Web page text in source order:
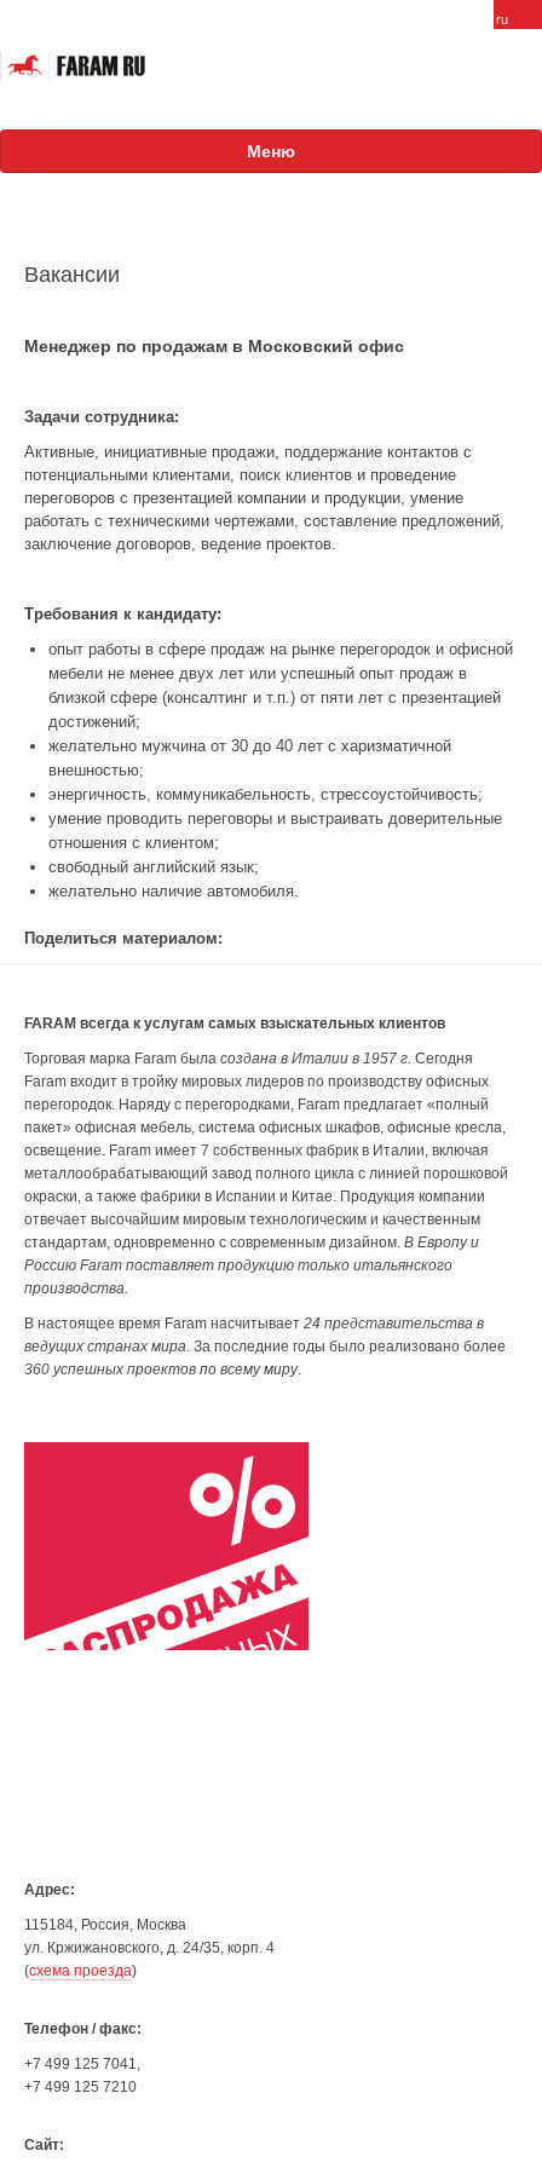
Меню
Вакансии
Проекты
Российские
Публикации
Контакты
Вакансии
Менеджер по продажам в Московский офис
Задачи сотрудника:
Активные, инициативные продажи, поддержание контактов с
потенциальными клиентами, поиск клиентов и проведение
переговоров с презентацией компании и продукции, умение
работать с техническими чертежами, составление предложений,
заключение договоров, ведение проектов.
Требования к кандидату:
опыт работы в сфере продаж на рынке перегородок и офисной
мебели не менее двух лет или успешный опыт продаж в
близкой сфере (консалтинг и т.п.) от пяти лет с презентацией
достижений;
желательно мужчина от 30 до 40 лет с харизматичной
внешностью;
энергичность, коммуникабельность, стрессоустойчивость;
умение проводить переговоры и выстраивать доверительные
отношения с клиентом;
свободный английский язык;
желательно наличие автомобиля.
Поделиться материалом:
FARAM всегда к услугам самых взыскательных клиентов
Торговая марка Faram была создана в Италии в 1957 г. Сегодня
Faram входит в тройку мировых лидеров по производству офисных
перегородок. Наряду с перегородками, Faram предлагает «полный
пакет» офисная мебель, система офисных шкафов, офисные кресла,
освещение. Faram имеет 7 собственных фабрик в Италии, включая
металлообрабатывающий завод полного цикла с линией порошковой
окраски, а также фабрики в Испании и Китае. Продукция компании
отвечает высочайшим мировым технологическим и качественным
стандартам, одновременно с современным дизайном. В Европу и
Россию Faram поставляет продукцию только итальянского
производства.
В настоящее время Faram насчитывает 24 представительства в
ведущих странах мира. За последние годы было реализовано более
360 успешных проектов по всему миру.
Адрес:
115184, Россия, Москва
ул. Кржижановского, д. 24/35, корп. 4
(схема проезда)
Телефон / факс:
+7 499 125 7041,
+7 499 125 7210
Сайт: